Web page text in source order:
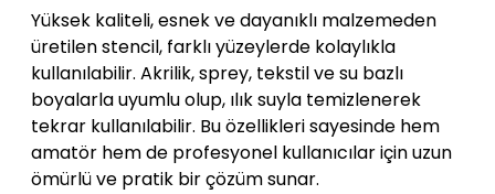
Yüksek kaliteli, esnek ve dayanıklı malzemeden
üretilen stencil, farklı yüzeylerde kolaylıkla
kullanılabilir. Akrilik, sprey, tekstil ve su bazlı
boyalarla uyumlu olup, ılık suyla temizlenerek
tekrar kullanılabilir. Bu özellikleri sayesinde hem
amatör hem de profesyonel kullanıcılar için uzun
ömürlü ve pratik bir çözüm sunar.